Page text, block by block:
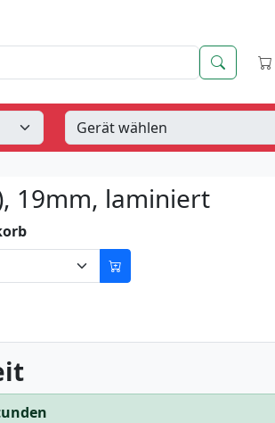
Suche
19mm, laminiert